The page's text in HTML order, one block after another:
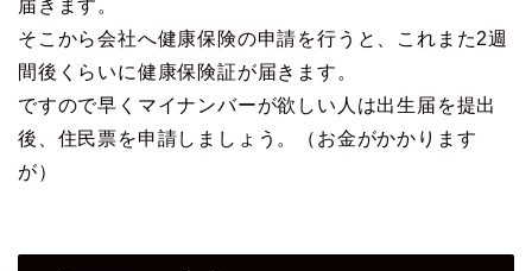
届きます。
そこから会社へ健康保険の申請を行うと、これまた2週
間後くらいに健康保険証が届きます。
ですので早くマイナンバーが欲しい人は出生届を提出
後、住民票を申請しましょう。（お金がかかります
が）